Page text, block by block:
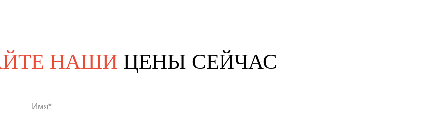
НАШИ ЦЕНЫ СЕЙЧАС